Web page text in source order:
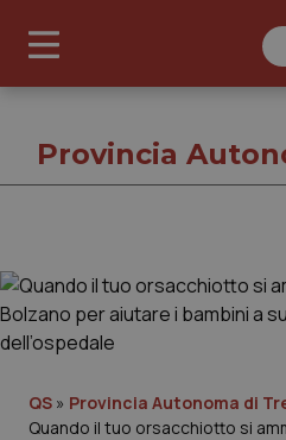
Cronache
Governo e Parlamento
Provincia
QS » Provincia Autonoma di
Quando il tuo orsacchiotto si